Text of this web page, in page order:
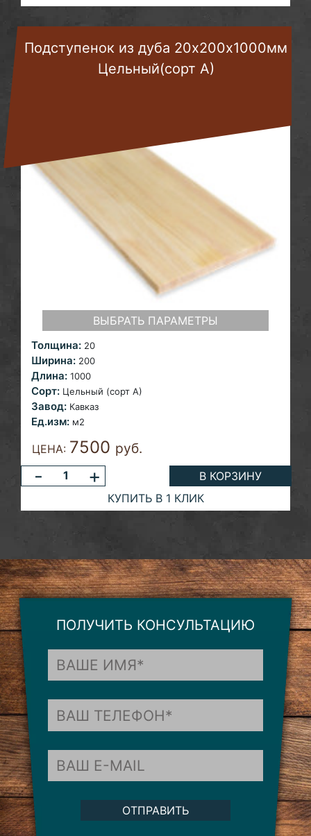
Подступенок из дуба 20х200х1000мм
Цельный(сорт А)
ВЫБРАТЬ ПАРАМЕТРЫ
Толщина: 20
Ширина: 200
Длина: 1000
Сорт: Цельный (сорт А)
Завод: Кавказ
Ед.изм: м2
ЦЕНА: 7500 руб.
- +
В КОРЗИНУ
КУПИТЬ В 1 КЛИК
ПОЛУЧИТЬ КОНСУЛЬТАЦИЮ
ОТПРАВИТЬ